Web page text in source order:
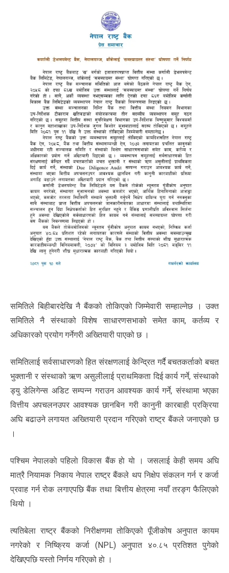
समितिले बिहीबारदेखि नै बैंकको तोकिएको जिम्मेवारी सम्हाल्नेछ । उक्त
समितिले नै संस्थाको विशेष साधारणसभाको समेत काम, कर्तव्य र
अधिकारको प्रयोग गर्नेगरी अख्तियारी पाएको छ ।
समितिलाई सर्वसाधारणको हित संरक्षणलाई केन्द्रित गर्दै बचतकर्ताको बचत
भुक्तानी र संस्थाको ऋण असुलीलाई प्राथमिकता दिई कार्य गर्ने, संस्थाको
ड्यु डेलिगेन्स अडिट सम्पन्न गराउन आवश्यक कार्य गर्ने, संस्थामा भएका
वित्तीय अपचलनउपर आवश्यक छानबिन गरी कानुनी कारबाही प्रक्रिया
अघि बढाउने लगायत अख्तियारी प्रदान गरिएको राष्ट्र बैंकले जनाएको छ
।
पश्चिम नेपालकाे पहिलाे विकास बैंक हाे याे । जसलाई केही समय अघि
मात्रै नियामक निकाय नेपाल राष्ट्र बैंकले थप निक्षेप संकलन गर्न र कर्जा
प्रवाह गर्न रोक लगाएपछि बैंक तथा बित्तीय क्षेत्रमा नयाँ तरङ्ग फैलिएको
थियाे ।
त्यतिबेला राष्ट्र बैंकको निरीक्षणमा तोकिएको पूँजीकोष अनुपात कायम
नगरेको र निष्क्रिय कर्जा (NPL) अनुपात ४०.८५ प्रतिशत पुगेको
देखिएपछि यस्तो निर्णय गरिएको हाे ।